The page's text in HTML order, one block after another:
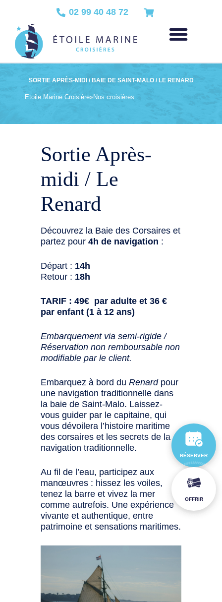
02 99 40 48 72
SORTIE APRÈS-MIDI / BAIE DE SAINT-MALO / LE RENARD
Etoile Marine Croisière»Nos croisières
Sortie Après-
midi / Le
Renard
Découvrez la Baie des Corsaires et
partez pour4h de navigation :
Départ : 14h
Retour : 18h
TARIF : 49€ par adulte et 36 €
par enfant (1 à 12 ans)
Embarquement via semi-rigide /
Réservation non remboursable non
modifiable par le client.
Embarquez à bord duRenardpour
une navigation traditionnelle dans
la baie de Saint-Malo. Laissez-
vous guider par le capitaine, qui
vous dévoilera l’histoire maritime
des corsaires et les secrets de la
navigation traditionnelle.
Au fil de l’eau, participez aux
manœuvres : hissez les voiles,
tenez la barre et vivez la mer
comme autrefois. Une expérience
vivante et authentique, entre
patrimoine et sensations maritimes.
RÉSERVER
OFFRIR